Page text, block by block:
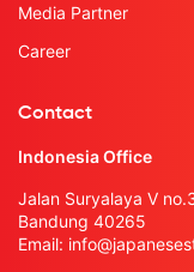
Media Partner
Career
Contact
Indonesia Office
Jalan Suryalaya V
Bandung 40265
Email: